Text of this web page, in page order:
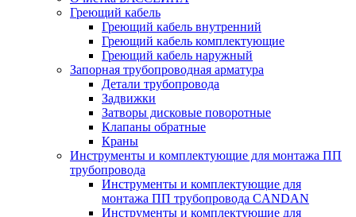
Греющий кабель
Греющий кабель внутренний
Греющий кабель комплектующие
Греющий кабель наружный
Запорная трубопроводная арматура
Детали трубопровода
Задвижки
Затворы дисковые поворотные
Клапаны обратные
Краны
Инструменты и комплектующие для монтажа ПП
трубопровода
Инструменты и комплектующие для
монтажа ПП трубопровода CANDAN
Инструменты и комплектующие для